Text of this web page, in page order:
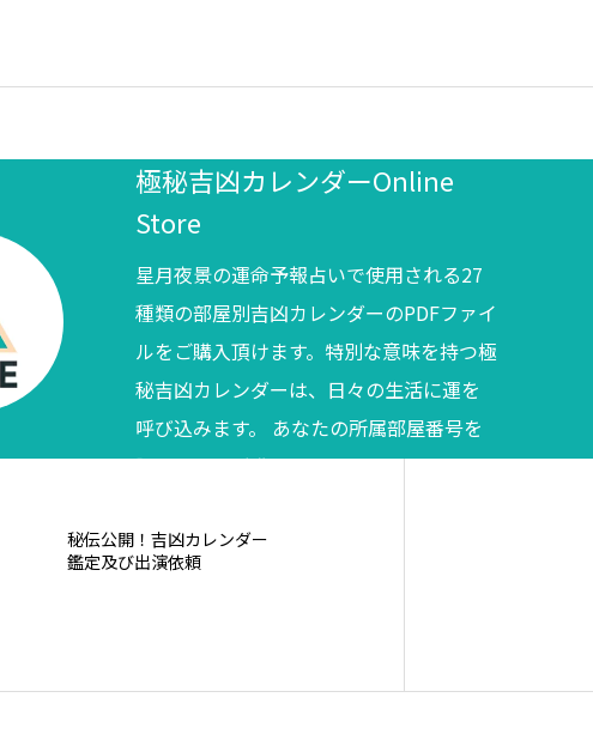
極秘吉凶カレンダーOnline
Store
星月夜景の運命予報占いで使用される27
種類の部屋別吉凶カレンダーのPDFファイ
ルをご購入頂けます。特別な意味を持つ極
秘吉凶カレンダーは、日々の生活に運を
呼び込みます。 あなたの所属部屋番号を
調べてからご購入ください。
秘伝公開！吉凶カレンダー
鑑定及び出演依頼